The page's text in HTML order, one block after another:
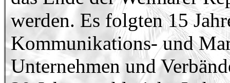
werden. Es folgten 15
Kommunikations- und
Unternehmen und